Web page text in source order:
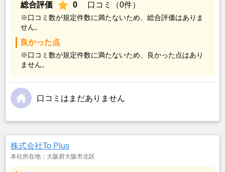
総合評価
0 口コミ（0件）
※口コミ数が規定件数に満たないため、総合評価はありま
せん。
良かった点
※口コミ数が規定件数に満たないため、良かった点はあり
ません。
口コミはまだありません
株式会社To Plus
本社所在地：大阪府大阪市北区